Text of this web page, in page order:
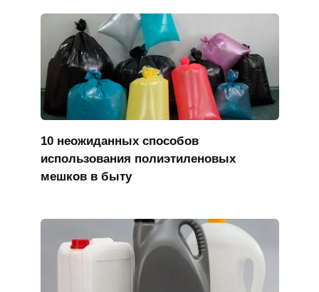
10 неожиданных способов
использования полиэтиленовых
мешков в быту